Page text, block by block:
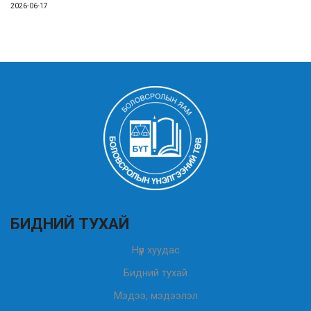
2026-06-17
БИДНИЙ ТУХАЙ
Нүүр хуудас
Бидний тухай
Мэдээ, мэдээлэл